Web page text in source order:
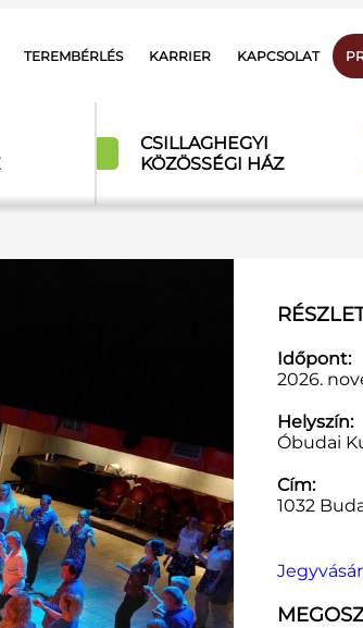
TEREMBÉRLÉS KARRIER KAPCSOLAT
CSILLAGHEGYI
KÖZÖSSÉGI HÁZ
Időpont:
2026.
Helyszín:
Óbudai
Cím:
1032